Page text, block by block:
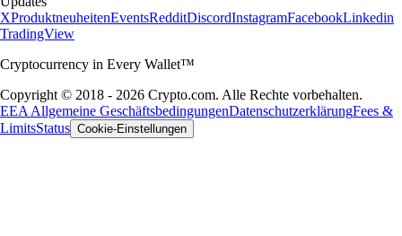
XProduktneuheitenEventsRedditDiscordInstagramFacebookLinkedin
TradingView
Cryptocurrency in Every Wallet™
Copyright © 2018 - 2026 Crypto.com. Alle Rechte vorbehalten.
EEA Allgemeine GeschäftsbedingungenDatenschutzerklärungFees &
LimitsStatus Cookie-Einstellungen